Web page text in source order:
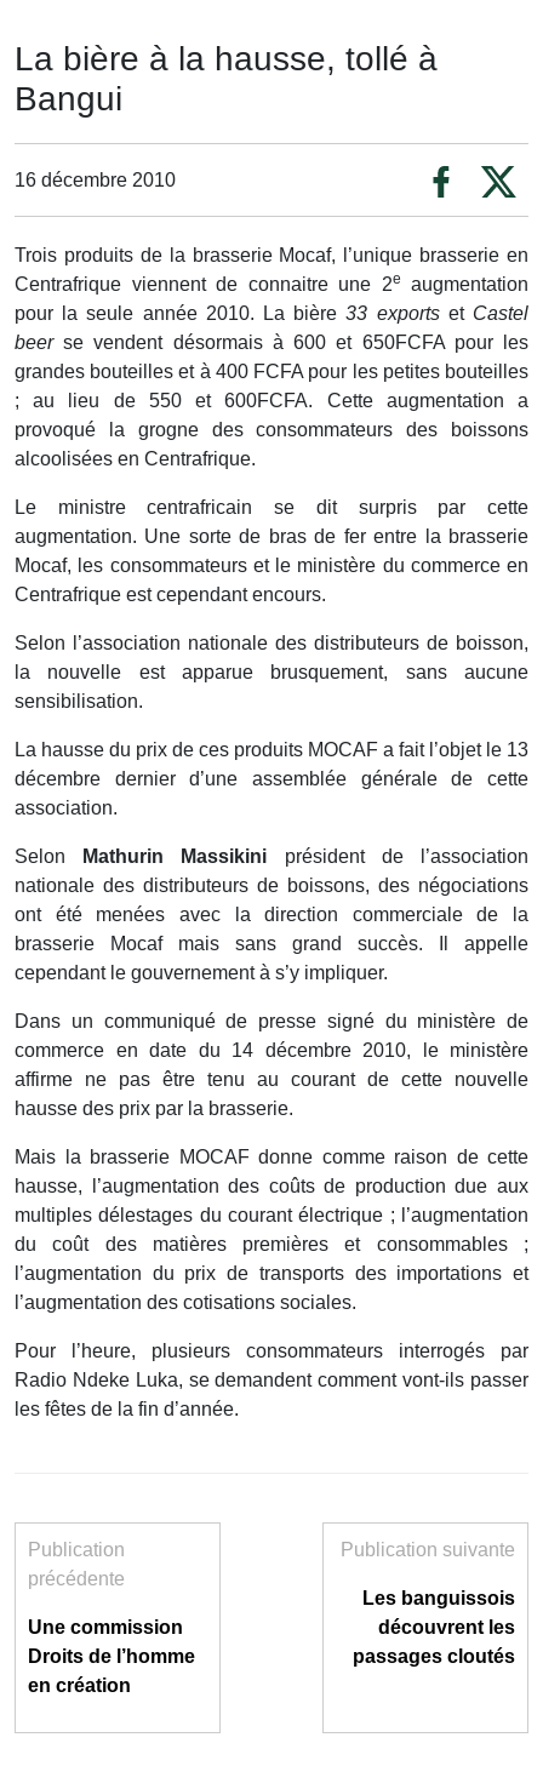
La bière à la hausse, tollé à
Bangui
16 décembre 2010
Trois produits de la brasserie Mocaf, l’unique brasserie en
Centrafrique viennent de connaitre une 2e
augmentation
pour la seule année 2010. La bière33 exportset Castel
beerse vendent désormais à 600 et 650FCFA pour les
grandes bouteilles et à 400 FCFA pour les petites bouteilles
; au lieu de 550 et 600FCFA. Cette augmentation a
provoqué la grogne des consommateurs des boissons
alcoolisées en Centrafrique.
Le ministre centrafricain se dit surpris par cette
augmentation. Une sorte de bras de fer entre la brasserie
Mocaf, les consommateurs et le ministère du commerce en
Centrafrique est cependant encours.
Selon l’association nationale des distributeurs de boisson,
la nouvelle est apparue brusquement, sans aucune
sensibilisation.
La hausse du prix de ces produits MOCAF a fait l’objet le 13
décembre dernier d’une assemblée générale de cette
association.
Selon Mathurin Massikini président de l’association
nationale des distributeurs de boissons, des négociations
ont été menées avec la direction commerciale de la
brasserie Mocaf mais sans grand succès. Il appelle
cependant le gouvernement à s’y impliquer.
Dans un communiqué de presse signé du ministère de
commerce en date du 14 décembre 2010, le ministère
affirme ne pas être tenu au courant de cette nouvelle
hausse des prix par la brasserie.
Mais la brasserie MOCAF donne comme raison de cette
hausse, l’augmentation des coûts de production due aux
multiples délestages du courant électrique ; l’augmentation
du coût des matières premières et consommables ;
l’augmentation du prix de transports des importations et
l’augmentation des cotisations sociales.
Pour l’heure, plusieurs consommateurs interrogés par
Radio Ndeke Luka, se demandent comment vont-ils passer
les fêtes de la fin d’année.
Publication
précédente
Une commission
Droits de l’homme
en création
Publication suivante
Les banguissois
découvrent les
passages cloutés